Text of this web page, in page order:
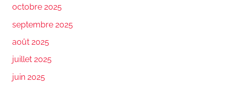
octobre 2025
septembre 2025
août 2025
juillet 2025
juin 2025